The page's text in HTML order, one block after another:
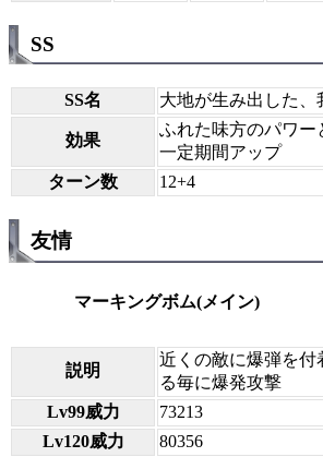
SS
SS名 大地が生み出した、
効果
ふれた味方のパワー
一定期間アップ
ターン数
12+4
友情
マーキングボム(メイン)
説明
近くの敵に爆弾を付
る毎に爆発攻撃
Lv99威力
73213
Lv120威力
80356